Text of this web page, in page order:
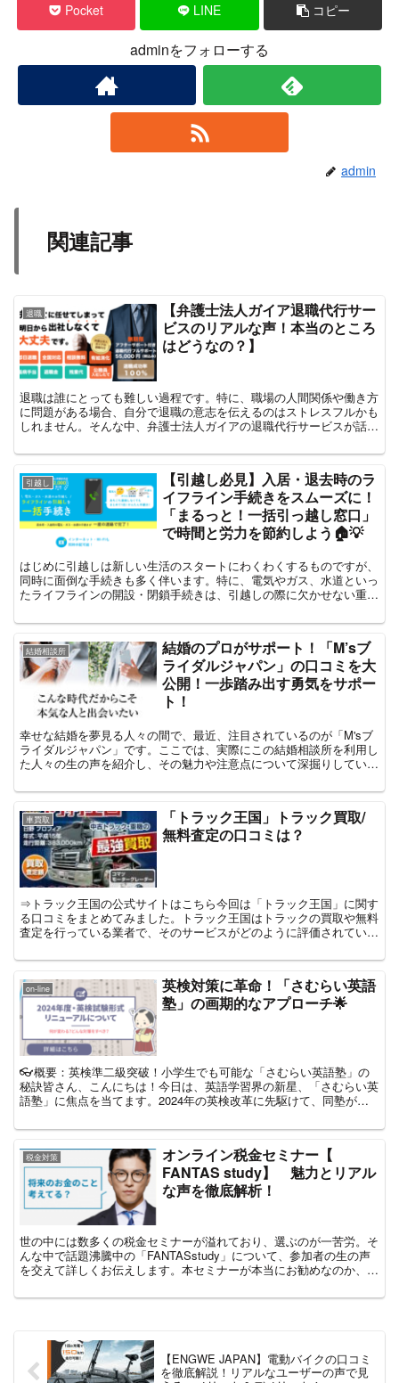
Pocket LINE コピー
adminをフォローする
admin
関連記事
退職
【弁護士法人ガイア退職代行サー
ビスのリアルな声！本当のところ
はどうなの？】
退職は誰にとっても難しい過程です。特に、職場の人間関係や働き方
に問題がある場合、自分で退職の意志を伝えるのはストレスフルかも
しれません。そんな中、弁護士法人ガイアの退職代行サービスが話題
引越し
【引越し必見】入居・退去時のラ
イフライン手続きをスムーズに！
「まるっと！一括引っ越し窓口」
で時間と労力を節約しよう🏠💡
はじめに引越しは新しい生活のスタートにわくわくするものですが、
同時に面倒な手続きも多く伴います。特に、電気やガス、水道といっ
たライフラインの開設・閉鎖手続きは、引越しの際に欠かせない重要
結婚相談所
結婚のプロがサポート！「M’sブ
ライダルジャパン」の口コミを大
公開！一歩踏み出す勇気をサポー
ト！
幸せな結婚を夢見る人々の間で、最近、注目されているのが「M'sブ
ライダルジャパン」です。ここでは、実際にこの結婚相談所を利用し
た人々の生の声を紹介し、その魅力や注意点について深掘りしていく
車買取
「トラック王国」トラック買取/
無料査定の口コミは？
⇒トラック王国の公式サイトはこちら今回は「トラック王国」に関す
る口コミをまとめてみました。トラック王国はトラックの買取や無料
査定を行っている業者で、そのサービスがどのように評価されている
on-line
英検対策に革命！「さむらい英語
塾」の画期的なアプローチ🌟
👓概要：英検準二級突破！小学生でも可能な「さむらい英語塾」の
秘訣皆さん、こんにちは！今日は、英語学習界の新星、「さむらい英
語塾」に焦点を当てます。2024年の英検改革に先駆けて、同塾がど
税金対策
オンライン税金セミナー【​
FANTAS study】 魅力とリアル
な声を徹底解析！
世の中には数多くの税金セミナーが溢れており、選ぶのが一苦労。そ
んな中で話題沸騰中の「FANTASstudy」について、参加者の生の声
を交えて詳しくお伝えします。本セミナーが本当にお勧めなのか、具
【ENGWE JAPAN】電動バイクの口コミ
を徹底解説！リアルなユーザーの声で見